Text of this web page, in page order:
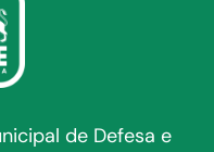
de Defesa e